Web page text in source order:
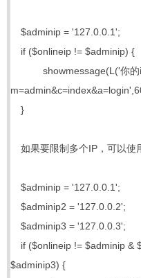
$adminip = '127.0.0.1';
if ($onlineip != $adminip) {
showmessage(L('你的
}
如果要限制多个IP，可以使
$adminip = '127.0.0.1';
$adminip2 = '127.0.0.2';
$adminip3 = '127.0.0.3';
if ($onlineip != $adminip &
$adminip3) {